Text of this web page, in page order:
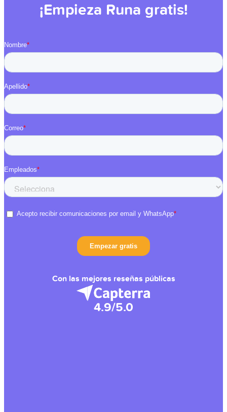
¡Empieza Runa gratis!
Con las mejores reseñas públicas
4.9/5.0